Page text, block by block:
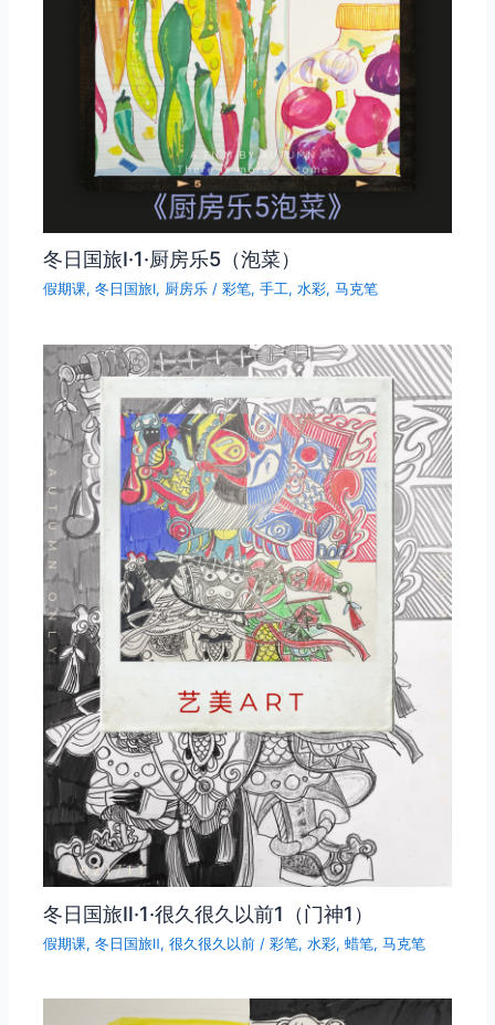
冬日国旅Ⅰ·1·厨房乐5（泡菜）
假期课,冬日国旅Ⅰ, 厨房乐 /彩笔,手工,水彩,马克笔
冬日国旅Ⅱ·1·很久很久以前1（门神1）
假期课,冬日国旅Ⅱ,很久很久以前 /彩笔,水彩,蜡笔,马克笔